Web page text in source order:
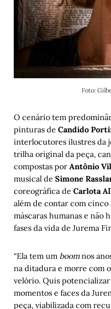
Foto:
O cenário tem
pinturas de Candido
interlocutores ilustres da
trilha original da peça,
compostas por Antônio
musical de Simone
coreográfica de Carlota
além de contar com
máscaras humanas e não
fases da vida de Jurema
“Ela tem um boomnos
na ditadura e morre com
velório. Quis
momentos e faces da
peça, viabilizada com